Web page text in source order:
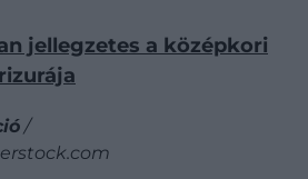
jellegzetes a középkori
/